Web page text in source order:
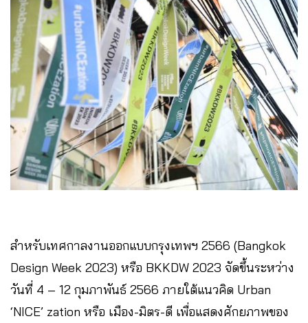
สำหรับเทศกาลงานออกแบบกรุงเทพฯ 2566 (Bangkok
Design Week 2023) หรือ BKKDW 2023 จัดขึ้นระหว่าง
วันที่ 4 – 12 กุมภาพันธ์ 2566 ภายใต้แนวคิด Urban
‘NICE’ zation หรือ เมือง-มิตร-ดี เพื่อแสดงศักยภาพของ